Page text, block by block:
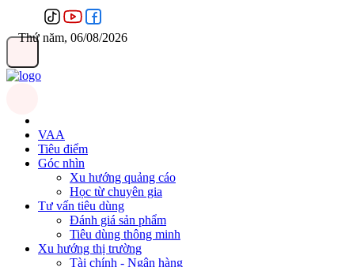
Thứ năm, 06/08/2026
VAA
Tiêu điểm
Góc nhìn
Xu hướng quảng cáo
Học từ chuyên gia
Tư vấn tiêu dùng
Đánh giá sản phẩm
Tiêu dùng thông minh
Xu hướng thị trường
Tài chính - Ngân hàng